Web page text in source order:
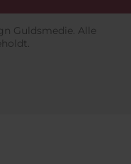
Guldsmedie. Alle